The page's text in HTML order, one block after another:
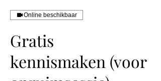
Online beschikbaar
Gratis
kennismaken (voor